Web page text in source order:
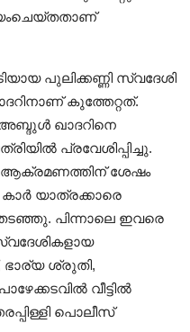
പുലിക്കണ്ണി സ്വദേശി
കുത്തേറ്റത്.
ഖാദറിനെ
പ്രവേശിപ്പിച്ചു.
ശേഷം
കാർ യാത്രക്കാരെ
തടഞ്ഞു. പിന്നാലെ ഇവരെ
ഭാര്യ ശ്രുതി,
വീട്ടിൽ
പൊലീസ്